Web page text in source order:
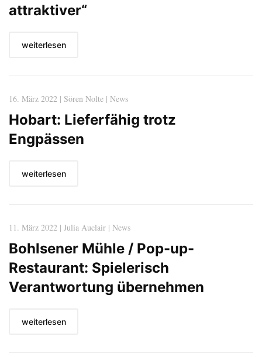
attraktiver“
weiterlesen
16. März 2022 | Sören Nolte | News
Hobart: Lieferfähig trotz
Engpässen
weiterlesen
11. März 2022 | Julia Auclair | News
Bohlsener Mühle / Pop-up-
Restaurant: Spielerisch
Verantwortung übernehmen
weiterlesen